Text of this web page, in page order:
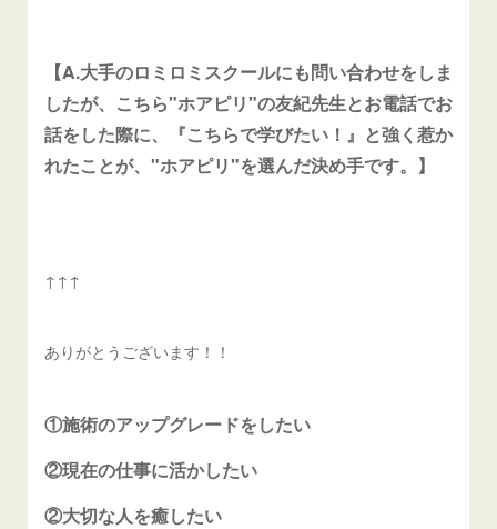
【A.大手のロミロミスクールにも問い合わせをしま
したが、こちら"ホアピリ"の友紀先生とお電話でお
話をした際に、『こちらで学びたい！』と強く惹か
れたことが、"ホアピリ"を選んだ決め手です。】
↑↑↑
ありがとうございます！！
①施術のアップグレードをしたい
②現在の仕事に活かしたい
②大切な人を癒したい